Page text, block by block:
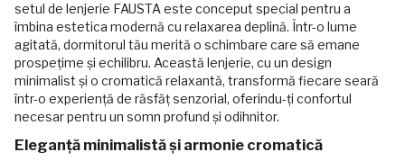
setul de lenjerie FAUSTA este conceput special pentru a
îmbina estetica modernă cu relaxarea deplină. Într-o lume
agitată, dormitorul tău merită o schimbare care să emane
prospețime și echilibru. Această lenjerie, cu un design
minimalist și o cromatică relaxantă, transformă fiecare seară
într-o experiență de răsfăț senzorial, oferindu-ți confortul
necesar pentru un somn profund și odihnitor.
Eleganță minimalistă și armonie cromatică